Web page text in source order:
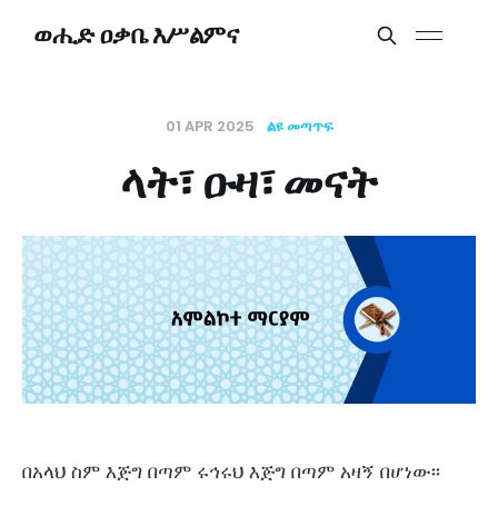
ወሒድ ዐቃቤ እሥልምና
01 APR 2025 ልዩ መጣጥፍ
ላት፣ ዑዛ፣ መናት
በአላህ ስም እጅግ በጣም ሩኅሩህ እጅግ በጣም አዛኝ በሆነው፡፡